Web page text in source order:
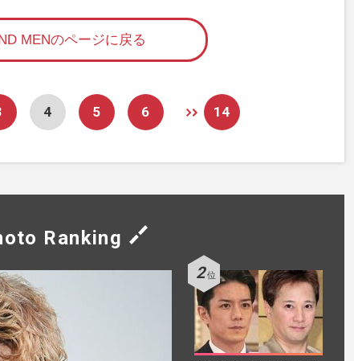
MENのページに戻る
4 5 6 14
Ranking